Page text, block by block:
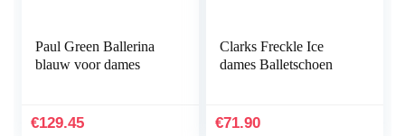
Paul Green Ballerina
blauw voor dames
€129.45
Clarks Freckle Ice
dames Balletschoen
€71.90